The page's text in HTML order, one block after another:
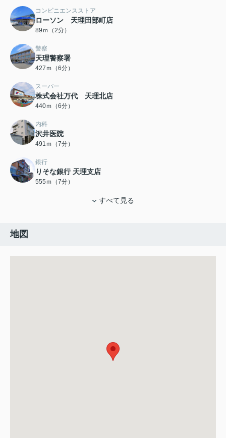
コンビニエンスストア
ローソン 天理田部町店
89ｍ（2分）
警察
天理警察署
427ｍ（6分）
スーパー
株式会社万代 天理北店
440ｍ（6分）
内科
沢井医院
491ｍ（7分）
銀行
りそな銀行 天理支店
555ｍ（7分）
すべて見る
地図